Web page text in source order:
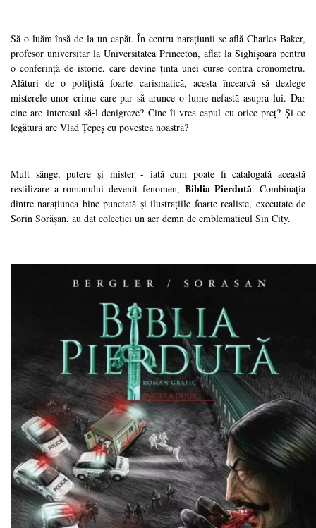
Să o luăm însă de la un capăt. În centru narațiunii se află Charles Baker,
profesor universitar la Universitatea Princeton, aflat la Sighișoara pentru
o conferință de istorie, care devine ținta unei curse contra cronometru.
Alături de o polițistă foarte carismatică, acesta încearcă să dezlege
misterele unor crime care par să arunce o lume nefastă asupra lui. Dar
cine are interesul să-l denigreze? Cine îi vrea capul cu orice preț? Și ce
legătură are Vlad Țepeș cu povestea noastră?
Mult sânge, putere și mister - iată cum poate fi catalogată această
restilizare a romanului devenit fenomen, Biblia Pierdută. Combinația
dintre narațiunea bine punctată și ilustrațiile foarte realiste, executate de
Sorin Sorășan, au dat colecției un aer demn de emblematicul Sin City.